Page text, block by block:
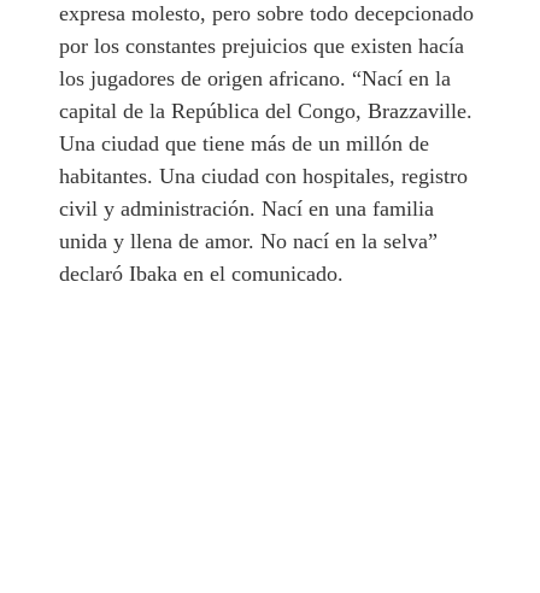
expresa molesto, pero sobre todo decepcionado
por los constantes prejuicios que existen hacía
los jugadores de origen africano. “Nací en la
capital de la República del Congo, Brazzaville.
Una ciudad que tiene más de un millón de
habitantes. Una ciudad con hospitales, registro
civil y administración. Nací en una familia
unida y llena de amor. No nací en la selva”
declaró Ibaka en el comunicado.